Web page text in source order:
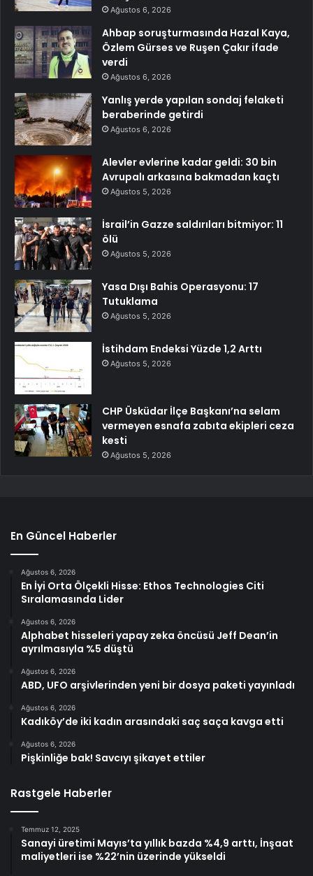
Ağustos 6, 2026
Ahbap soruşturmasında Hazal Kaya,
Özlem Gürses ve Ruşen Çakır ifade
verdi
Ağustos 6, 2026
Yanlış yerde yapılan sondaj felaketi
beraberinde getirdi
Ağustos 6, 2026
Alevler evlerine kadar geldi: 30 bin
Avrupalı arkasına bakmadan kaçtı
Ağustos 5, 2026
İsrail’in Gazze saldırıları bitmiyor: 11
ölü
Ağustos 5, 2026
Yasa Dışı Bahis Operasyonu: 17
Tutuklama
Ağustos 5, 2026
İstihdam Endeksi Yüzde 1,2 Arttı
Ağustos 5, 2026
CHP Üsküdar İlçe Başkanı’na selam
vermeyen esnafa zabıta ekipleri ceza
kesti
Ağustos 5, 2026
En Güncel Haberler
Ağustos 6, 2026
En İyi Orta Ölçekli Hisse: Ethos Technologies Citi
Sıralamasında Lider
Ağustos 6, 2026
Alphabet hisseleri yapay zeka öncüsü Jeff Dean’in
ayrılmasıyla %5 düştü
Ağustos 6, 2026
ABD, UFO arşivlerinden yeni bir dosya paketi yayınladı
Ağustos 6, 2026
Kadıköy’de iki kadın arasındaki saç saça kavga etti
Ağustos 6, 2026
Pişkinliğe bak! Savcıyı şikayet ettiler
Rastgele Haberler
Temmuz 12, 2025
Sanayi üretimi Mayıs’ta yıllık bazda %4,9 arttı, İnşaat
maliyetleri ise %22’nin üzerinde yükseldi